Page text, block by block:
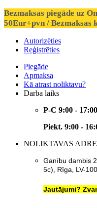
Bezmaksas piegāde uz
50Eur+pvn / Bezmaksas
Autorizēties
Reģistrēties
Piegāde
Apmaksa
Kā atrast noliktavu?
Darba laiks
P-C 9:00 - 17:00
Piekt. 9:00 -
NOLIKTAVAS
Ganību dambis
5c), Rīga, LV-
Jautājumi?